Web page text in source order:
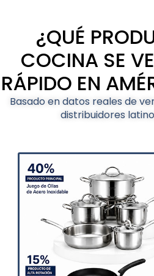
¿QUÉ
COCINA SE
RÁPIDO EN
Basado en datos reales de
distribuidores